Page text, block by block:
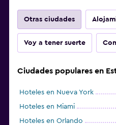
Otras ciudades
Voy a tener suerte
Ciudades populares en
Hoteles en Nueva York
Hoteles en Miami
Hoteles en Orlando